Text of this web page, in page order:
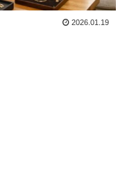
2026.01.19